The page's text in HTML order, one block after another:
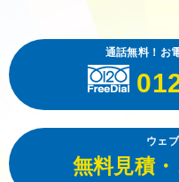
通話無料！お
ウェ
無料見積